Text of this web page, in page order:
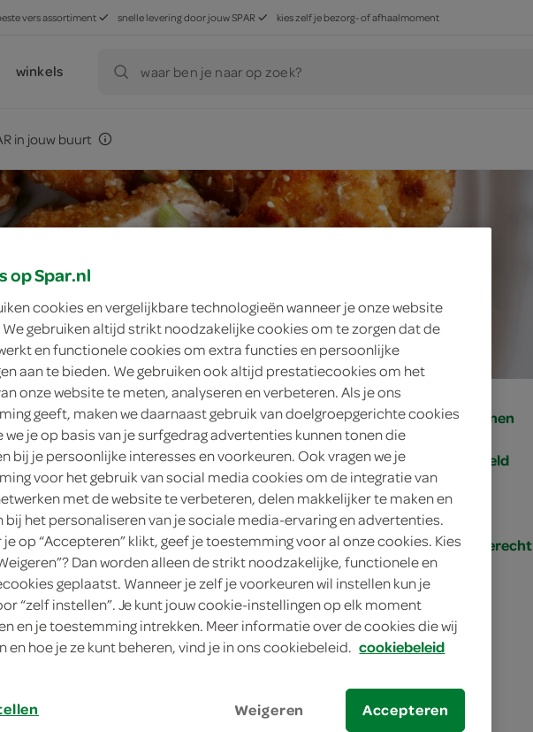
vers assortiment snelle levering door jouw SPAR kies zelf je bezorg- of afhaalmoment
winkels waar ben je naar op zoek?
in jouw buurt
4 personen
gemiddeld
30 min.
hoofdgerecht
met sesam en noten
met sesam en noten
op Spar.nl
cookies en vergelijkbare technologieën wanneer je onze website
gebruiken altijd strikt noodzakelijke cookies om te zorgen dat de
en functionele cookies om extra functies en persoonlijke
aan te bieden. We gebruiken ook altijd prestatiecookies om het
onze website te meten, analyseren en verbeteren. Als je ons
geeft, maken we daarnaast gebruik van doelgroepgerichte cookies
we je op basis van je surfgedrag advertenties kunnen tonen die
bij je persoonlijke interesses en voorkeuren. Ook vragen we je
voor het gebruik van social media cookies om de integratie van
met de website te verbeteren, delen makkelijker te maken en
bij het personaliseren van je sociale media-ervaring en advertenties.
je op “Accepteren” klikt, geef je toestemming voor al onze cookies. Kies
Dan worden alleen de strikt noodzakelijke, functionele en
geplaatst. Wanneer je zelf je voorkeuren wil instellen kun je
“zelf instellen”. Je kunt jouw cookie-instellingen op elk moment
en je toestemming intrekken. Meer informatie over de cookies die wij
en hoe je ze kunt beheren, vind je in ons cookiebeleid. cookiebeleid
Weigeren Accepteren